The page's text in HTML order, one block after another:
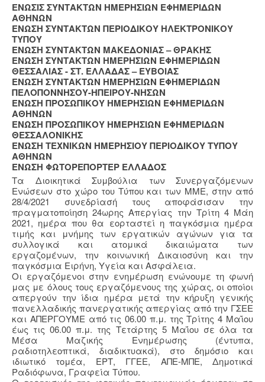
ΕΝΩΣΙΣ ΣΥΝΤΑΚΤΩΝ ΗΜΕΡΗΣΙΩΝ ΕΦΗΜΕΡΙΔΩΝ
ΑΘΗΝΩΝ
ΕΝΩΣΗ ΣΥΝΤΑΚΤΩΝ ΠΕΡΙΟΔΙΚΟΥ ΗΛΕΚΤΡΟΝΙΚΟΥ
ΤΥΠΟΥ
ΕΝΩΣΗ ΣΥΝΤΑΚΤΩΝ ΜΑΚΕΔΟΝΙΑΣ – ΘΡΑΚΗΣ
ΕΝΩΣΗ ΣΥΝΤΑΚΤΩΝ ΗΜΕΡΗΣΙΩΝ ΕΦΗΜΕΡΙΔΩΝ
ΘΕΣΣΑΛΙΑΣ - ΣΤ. ΕΛΛΑΔΑΣ – ΕΥΒΟΙΑΣ
ΕΝΩΣΗ ΣΥΝΤΑΚΤΩΝ ΗΜΕΡΗΣΙΩΝ ΕΦΗΜΕΡΙΔΩΝ
ΠΕΛΟΠΟΝΝΗΣΟΥ-ΗΠΕΙΡΟΥ-ΝΗΣΩΝ
ΕΝΩΣΗ ΠΡΟΣΩΠΙΚΟΥ ΗΜΕΡΗΣΙΩΝ ΕΦΗΜΕΡΙΔΩΝ
ΑΘΗΝΩΝ
ΕΝΩΣΗ ΠΡΟΣΩΠΙΚΟΥ ΗΜΕΡΗΣΙΩΝ ΕΦΗΜΕΡΙΔΩΝ
ΘΕΣΣΑΛΟΝΙΚΗΣ
ΕΝΩΣΗ ΤΕΧΝΙΚΩΝ ΗΜΕΡΗΣΙΟΥ ΠΕΡΙΟΔΙΚΟΥ ΤΥΠΟΥ
ΑΘΗΝΩΝ
ΕΝΩΣΗ ΦΩΤΟΡΕΠΟΡΤΕΡ ΕΛΛΑΔΟΣ
Τα Διοικητικά Συμβούλια των Συνεργαζόμενων
Ενώσεων στο χώρο του Τύπου και των ΜΜΕ, στην από
28/4/2021 συνεδρίασή τους αποφάσισαν την
πραγματοποίηση 24ωρης Απεργίας την Τρίτη 4 Μάη
2021, ημέρα που θα εορταστεί η παγκόσμια ημέρα
τιμής και μνήμης των εργατικών αγώνων για τα
συλλογικά και ατομικά δικαιώματα των
εργαζομένων, την κοινωνική Δικαιοσύνη και την
παγκόσμια Ειρήνη, Υγεία και Ασφάλεια.
Οι εργαζόμενοι στην ενημέρωση ενώνουμε τη φωνή
μας με όλους τους εργαζόμενους της χώρας, οι οποίοι
απεργούν την ίδια ημέρα μετά την κήρυξη γενικής
πανελλαδικής πανεργατικής απεργίας από την ΓΣΕΕ
και ΑΠΕΡΓΟΥΜΕ από τις 06.00 π.μ. της Τρίτης 4 Μαΐου
έως τις 06.00 π.μ. της Τετάρτης 5 Μαΐου σε όλα τα
Μέσα Μαζικής Ενημέρωσης (έντυπα,
ραδιοτηλεοπτικά, διαδικτυακά), στο δημόσιο και
ιδιωτικό τομέα, ΕΡΤ, ΓΓΕΕ, ΑΠΕ-ΜΠΕ, Δημοτικά
Ραδιόφωνα, Γραφεία Τύπου.